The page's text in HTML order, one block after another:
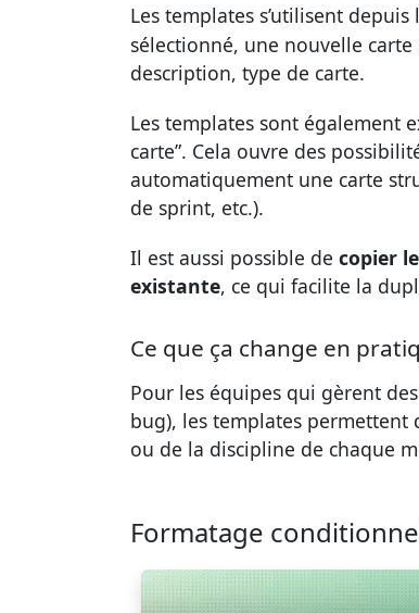
Les templates s’utilisent depuis
sélectionné, une nouvelle
description, type de carte.
Les templates sont également
carte”. Cela ouvre des
automatiquement une carte
de sprint, etc.).
Il est aussi possible de copier
existante, ce qui facilite la
Ce que ça change en
Pour les équipes qui gèrent
bug), les templates
ou de la discipline de chaque
Formatage